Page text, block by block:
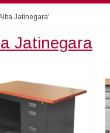
Jatinegara'
Jatinegara